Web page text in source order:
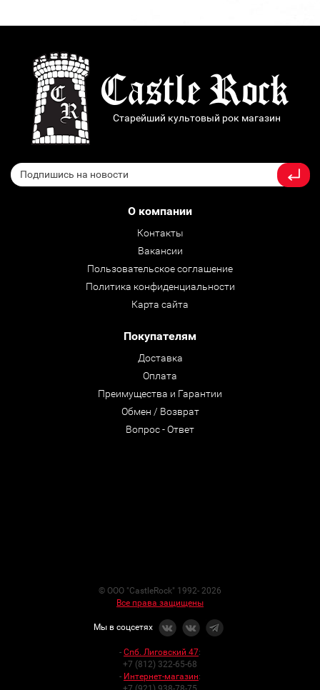
Старейший культовый рок магазин
О компании
Контакты
Вакансии
Пользовательское соглашение
Политика конфиденциальности
Карта сайта
Покупателям
Доставка
Оплата
Преимущества и Гарантии
Обмен / Возврат
Вопрос - Ответ
© ООО "CastleRock" 1992- 2026
Все права защищены
Мы в соцсетях
- Спб. Лиговский 47:
+7 (812) 322-65-68
- Интернет-магазин: